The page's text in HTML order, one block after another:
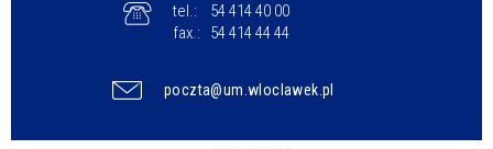
tel.:
54 414 40 00
fax.:
54 414 44 44
poczta@um.wloclawek.pl